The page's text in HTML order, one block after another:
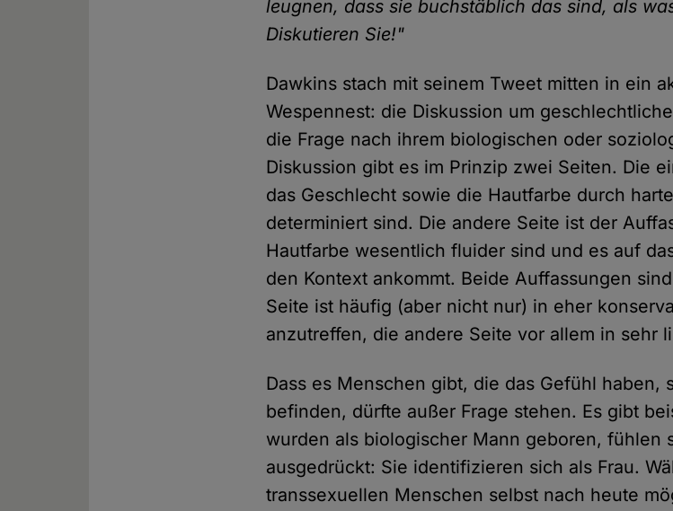
leugnen, dass sie buchstäblich das sind, als
Diskutieren Sie!"
Dawkins stach mit seinem Tweet mitten in ein
Wespennest: die Diskussion um
die Frage nach ihrem biologischen oder
Diskussion gibt es im Prinzip zwei Seiten. Die
das Geschlecht sowie die Hautfarbe durch
determiniert sind. Die andere Seite ist der
Hautfarbe wesentlich fluider sind und es auf
den Kontext ankommt. Beide Auffassungen
Seite ist häufig (aber nicht nur) in eher
anzutreffen, die andere Seite vor allem in sehr
Dass es Menschen gibt, die das Gefühl haben,
befinden, dürfte außer Frage stehen. Es gibt
wurden als biologischer Mann geboren, fühlen
ausgedrückt: Sie identifizieren sich als Frau.
transsexuellen Menschen selbst nach heute